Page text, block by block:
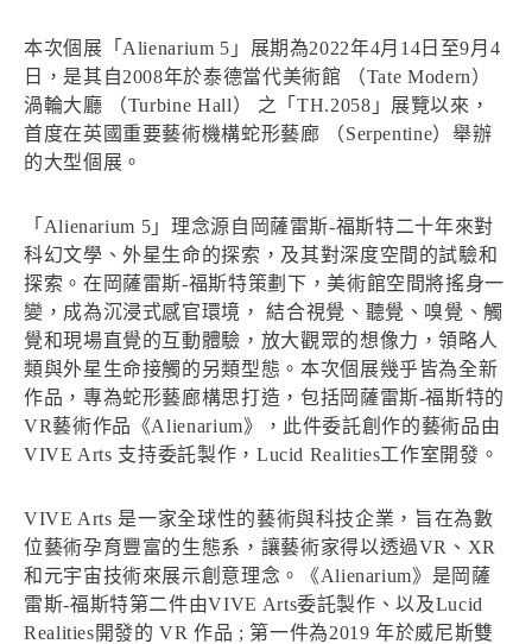
本次個展「Alienarium 5」展期為2022年4月14日至9月4
日，是其自2008年於泰德當代美術館 （Tate Modern）
渦輪大廳 （Turbine Hall） 之「TH.2058」展覽以來，
首度在英國重要藝術機構蛇形藝廊 （Serpentine）舉辦
的大型個展。
「Alienarium 5」理念源自岡薩雷斯-福斯特二十年來對
科幻文學、外星生命的探索，及其對深度空間的試驗和
探索。在岡薩雷斯-福斯特策劃下，美術館空間將搖身一
變，成為沉浸式感官環境， 結合視覺、聽覺、嗅覺、觸
覺和現場直覺的互動體驗，放大觀眾的想像力，領略人
類與外星生命接觸的另類型態。本次個展幾乎皆為全新
作品，專為蛇形藝廊構思打造，包括岡薩雷斯-福斯特的
VR藝術作品《Alienarium》，此件委託創作的藝術品由
VIVE Arts 支持委託製作，Lucid Realities工作室開發。
VIVE Arts 是一家全球性的藝術與科技企業，旨在為數
位藝術孕育豐富的生態系，讓藝術家得以透過VR、XR
和元宇宙技術來展示創意理念。《Alienarium》是岡薩
雷斯-福斯特第二件由VIVE Arts委託製作、以及Lucid
Realities開發的 VR 作品 ; 第一件為2019 年於威尼斯雙